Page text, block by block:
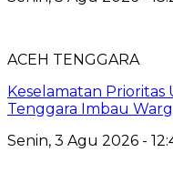
ACEH TENGGARA
Keselamatan Prioritas
Tenggara Imbau
Senin, 3 Agu 2026 -